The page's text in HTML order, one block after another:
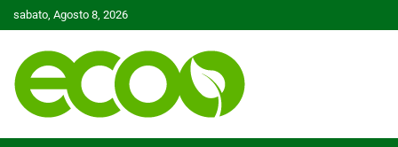
to
sabato, Agosto 8, 2026